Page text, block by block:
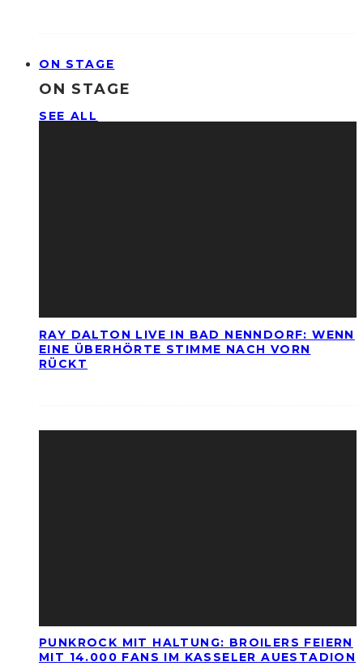
ON STAGE
ON STAGE
SEE ALL
RAY DALTON LIVE IN BAD NENNDORF: WENN
EINE ÜBERHÖRTE STIMME NACH VORN
RÜCKT
PUNKROCK MIT HALTUNG: BROILERS FEIERN
MIT 14.000 FANS IM KASSELER AUESTADION